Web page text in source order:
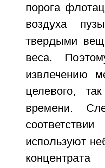
порога
воздуха
твердыми
веса.
извлечению
целевого,
времени.
используют